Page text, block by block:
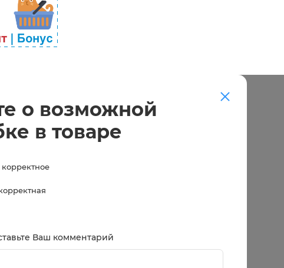
о возможной
в товаре
Ваш комментарий